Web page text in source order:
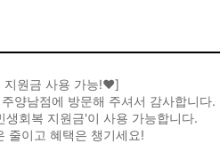
지원금 사용 가능!♥️]
양남점에 방문해 주셔서 감사합니다.
회복 지원금'이 사용 가능합니다.
줄이고 혜택은 챙기세요!